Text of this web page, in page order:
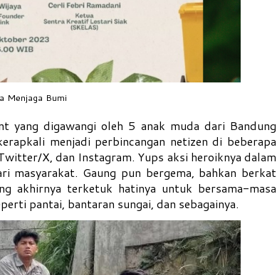
Menjaga Bumi
yang digawangi oleh 5 anak muda dari Bandung
menjadi perbincangan netizen di beberapa
X, dan Instagram. Yups aksi heroiknya dalam
masyarakat. Gaung pun bergema, bahkan berkat
akhirnya terketuk hatinya untuk bersama-masa
pantai, bantaran sungai, dan sebagainya.